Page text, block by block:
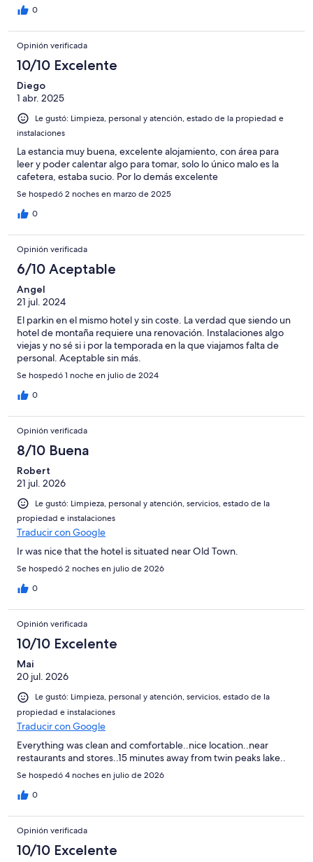
0
Opinión verificada
10/10 Excelente
Diego
1 abr. 2025
Le gustó: Limpieza, personal y atención, estado de la propiedad e
instalaciones
La estancia muy buena, excelente alojamiento, con área para
leer y poder calentar algo para tomar, solo lo único malo es la
cafetera, estaba sucio. Por lo demás excelente
Se hospedó 2 noches en marzo de 2025
0
Opinión verificada
6/10 Aceptable
Angel
21 jul. 2024
El parkin en el mismo hotel y sin coste. La verdad que siendo un
hotel de montaña requiere una renovación. Instalaciones algo
viejas y no sé si i por la temporada en la que viajamos falta de
personal. Aceptable sin más.
Se hospedó 1 noche en julio de 2024
0
Opinión verificada
8/10 Buena
Robert
21 jul. 2026
Le gustó: Limpieza, personal y atención, servicios, estado de la
propiedad e instalaciones
Traducir con Google
Ir was nice that the hotel is situated near Old Town.
Se hospedó 2 noches en julio de 2026
0
Opinión verificada
10/10 Excelente
Mai
20 jul. 2026
Le gustó: Limpieza, personal y atención, servicios, estado de la
propiedad e instalaciones
Traducir con Google
Everything was clean and comfortable..nice location..near
restaurants and stores..15 minutes away from twin peaks lake..
Se hospedó 4 noches en julio de 2026
0
Opinión verificada
10/10 Excelente